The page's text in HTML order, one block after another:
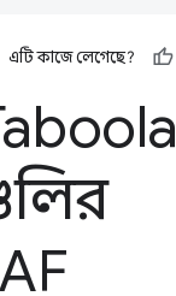
এটি কাজে লেগেছে?
AF